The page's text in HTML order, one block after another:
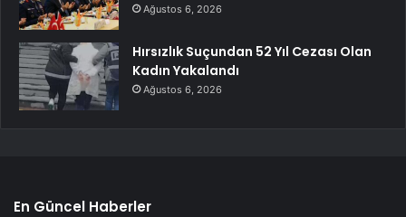
Ağustos 6, 2026
Hırsızlık Suçundan 52 Yıl Cezası Olan
Kadın Yakalandı
Ağustos 6, 2026
En Güncel Haberler